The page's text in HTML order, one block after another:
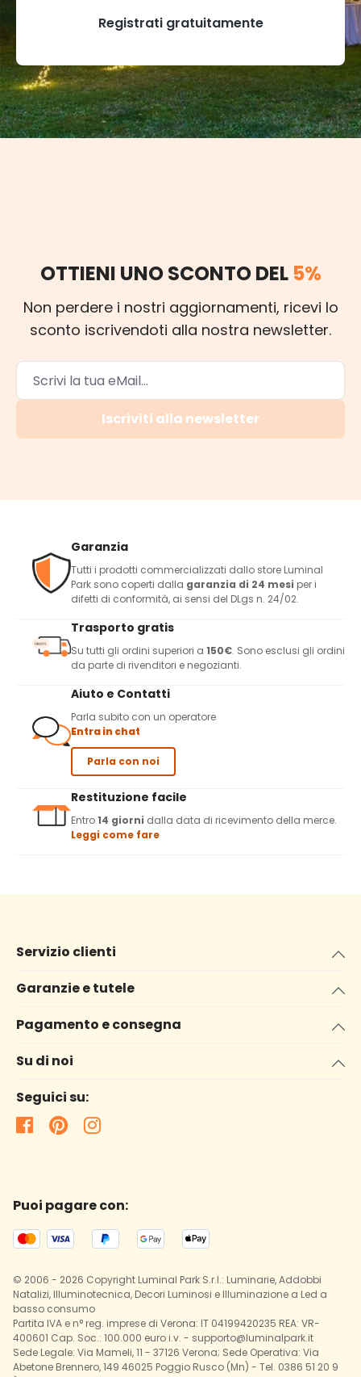
Registrati gratuitamente
OTTIENI UNO SCONTO DEL 5%
Non perdere i nostri aggiornamenti, ricevi lo
sconto iscrivendoti alla nostra newsletter.
Iscriviti alla newsletter
Garanzia
Tutti i prodotti commercializzati dallo store Luminal
Park sono coperti dalla garanzia di 24 mesi per i
difetti di conformità, ai sensi del DLgs n. 24/02.
Trasporto gratis
Su tutti gli ordini superiori a 150€. Sono esclusi gli ordini
da parte di rivenditori e negozianti.
Aiuto e Contatti
Parla subito con un operatore
Entra in chat
Parla con noi
Restituzione facile
Entro14 giorni dalla data di ricevimento della merce.
Leggi come fare
Servizio clienti
Garanzie e tutele
Pagamento e consegna
Su di noi
Seguici su:
Puoi pagare con:
© 2006 - 2026 Copyright Luminal Park S.r.l.: Luminarie, Addobbi
Natalizi, Illuminotecnica, Decori Luminosi e Illuminazione a Led a
basso consumo
Partita IVA e n° reg. imprese di Verona: IT 04199420235 REA: VR-
400601 Cap. Soc.: 100.000 euro i.v. - supporto@luminalpark.it
Sede Legale: Via Mameli, 11 - 37126 Verona; Sede Operativa: Via
Abetone Brennero, 149 46025 Poggio Rusco (Mn) - Tel. 0386 51 20 9